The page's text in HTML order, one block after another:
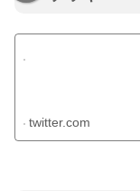
twitter.com